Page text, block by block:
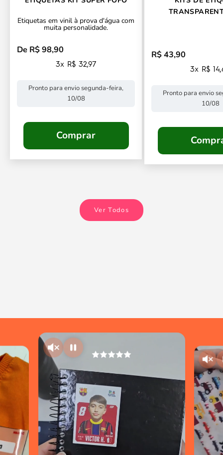
Etiquetas em vinil à prova d'água com
muita personalidade.
Preço promocional
De R$ 98,90
3x R$ 32,97
Pronto para envio segunda-feira,
10/08
Comprar
Preço promocional
R$ 43,90
3x R$
Pronto para envio
10/08
Ver Todos